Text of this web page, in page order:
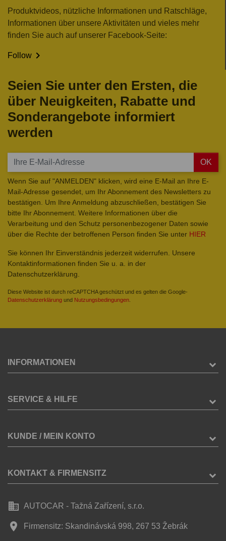
Produktvideos, nützliche Informationen und Ratschläge,
Informationen über unsere Aktivitäten und vieles mehr
finden Sie auch auf unserer Facebook-Seite:
Follow 
Seien Sie unter den Ersten, die
über Neuigkeiten, Rabatte und
Sonderangebote informiert
werden
OK
Wenn Sie auf "ANMELDEN" klicken, wird eine E-Mail an Ihre E-
Mail-Adresse gesendet, um Ihr Abonnement des Newsletters zu
bestätigen. Um Ihre Anmeldung abzuschließen, bestätigen Sie
bitte Ihr Abonnement. Weitere Informationen über die
Verarbeitung und den Schutz personenbezogener Daten sowie
über die Rechte der betroffenen Person finden Sie unter HIER
Sie können Ihr Einverständnis jederzeit widerrufen. Unsere
Kontaktinformationen finden Sie u. a. in der
Datenschutzerklärung.
Diese Website ist durch reCAPTCHA geschützt und es gelten die Google-
Datenschutzerklärung und Nutzungsbedingungen
INFORMATIONEN
SERVICE & HILFE
KUNDE / MEIN KONTO
KONTAKT & FIRMENSITZ
business AUTOCAR - Tažná Zařízení, s.r.o.
place Firmensitz: Skandinávská 998, 267 53 Žebrák